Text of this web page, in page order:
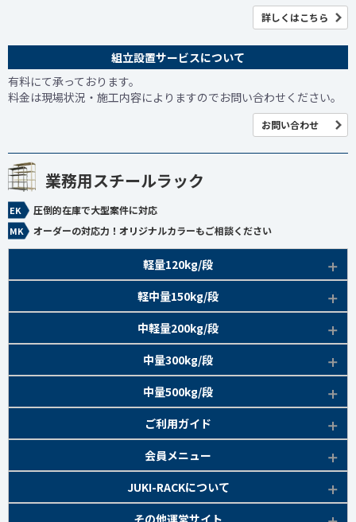
詳しくはこちら
組立設置サービスについて
有料にて承っております。
料金は現場状況・施工内容によりますのでお問い合わせください。
お問い合わせ
業務用スチールラック
圧倒的在庫で大型案件に対応
オーダーの対応力！オリジナルカラーもご相談ください
軽量120kg/段
アイボリー、グレー
EK120kg/段アングルボルト 特長
EK120kg/段アングルセミボルト 特長
新セミボルト 特長
組み立て方
軽中量150kg/段
軽中量150kg/段 商品一覧
部材仕様図
中軽量200kg/段
EK200kg/段 商品一覧
部材仕様図
中量300kg/段
アイボリー・グリーン
EK300kg/段 商品一覧
部材仕様図
中量500kg/段
アイボリー・グリーン
EK500kg/段 商品一覧
部材仕様図
ご利用ガイド
検索システムの使い方
ご利用ガイド
各種書類発行
会員メニュー
お気に入り一覧
JUKI-RACKについて
その他運営サイト